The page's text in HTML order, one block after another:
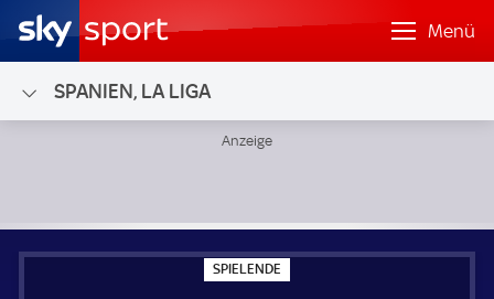
Menü
SPANIEN, LA LIGA
SPIELENDE
P